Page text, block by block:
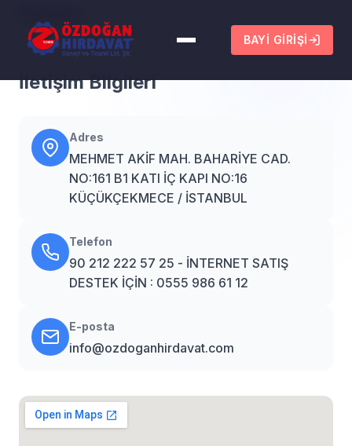
BAYI GIRIŞI
İletişim Bilgileri
Adres
MEHMET AKİF MAH. BAHARİYE CAD.
NO:161 B1 KATI İÇ KAPI NO:16
KÜÇÜKÇEKMECE / İSTANBUL
Telefon
90 212 222 57 25 - İNTERNET SATIŞ
DESTEK İÇİN : 0555 986 61 12
E-posta
info@ozdoganhirdavat.com